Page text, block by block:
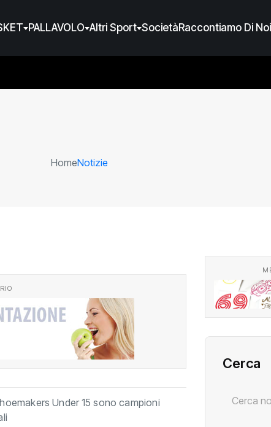
PALLAVOLO Altri Sport SocietàRaccontiamo Di Noi
HomeNotizie
Cerca